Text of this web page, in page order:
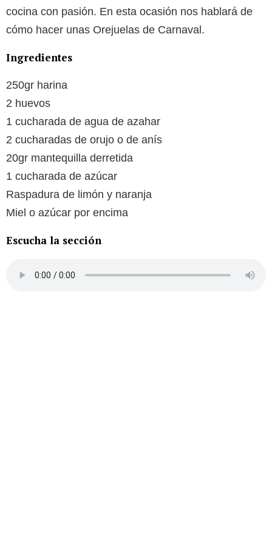
cocina con pasión. En esta ocasión nos hablará de
cómo hacer unas Orejuelas de Carnaval.
Ingredientes
250gr harina
2 huevos
1 cucharada de agua de azahar
2 cucharadas de orujo o de anís
20gr mantequilla derretida
1 cucharada de azúcar
Raspadura de limón y naranja
Miel o azúcar por encima
Escucha la sección